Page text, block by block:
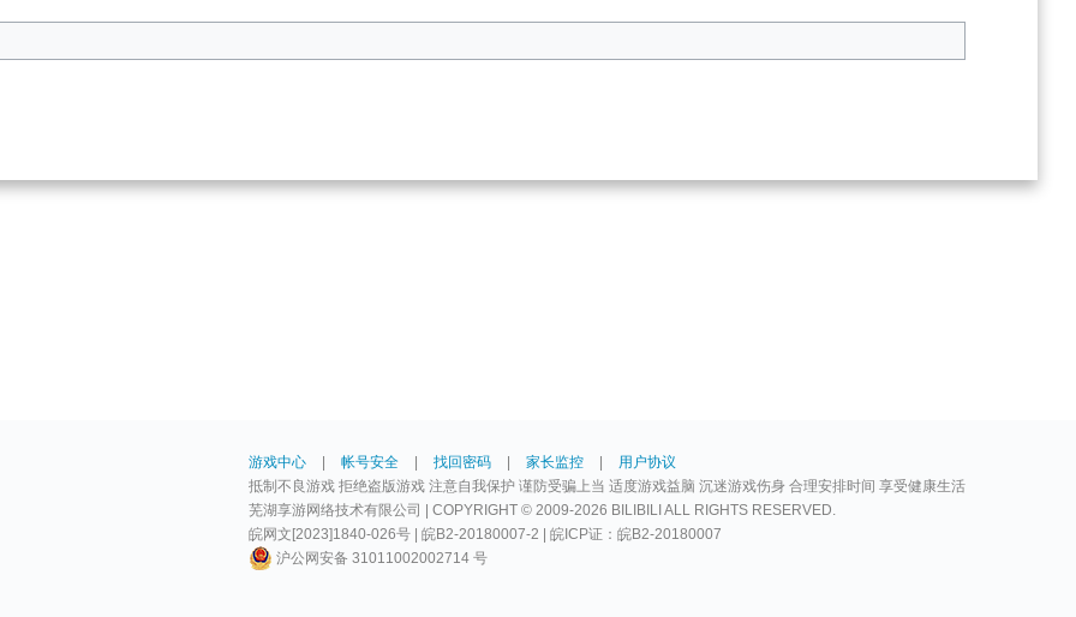
游戏中心 | 帐号安全 | 找回密码 | 家长监控 |
用户协议
抵制不良游戏 拒绝盗版游戏 注意自我保护 谨防受骗上当 适度游戏益脑 沉迷游戏伤身 合理安排时间 享受健康生活
芜湖享游网络技术有限公司 | COPYRIGHT © 2009-2026 BILIBILI ALL RIGHTS RESERVED.
皖网文[2023]1840-026号 | 皖B2-20180007-2 | 皖ICP证：皖B2-20180007
沪公网安备 31011002002714 号